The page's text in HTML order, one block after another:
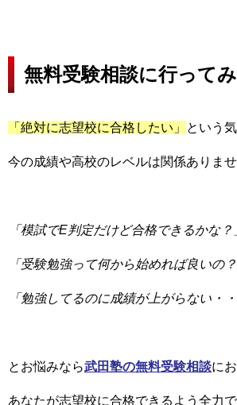
無料受験相談に行ってみ
「絶対に志望校に合格したい」 という
今の成績や高校のレベルは関係ありませ
「模試でE判定だけど合格できるかな？
「受験勉強って何から始めれば良いの？
「勉強してるのに成績が上がらない・・
とお悩みなら武田塾の無料受験相談に
あなたが志望校に合格できるよう全力